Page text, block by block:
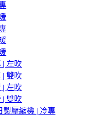
| 左吹
| 雙吹
| 左吹
| 雙吹
製壓縮機 | 冷專